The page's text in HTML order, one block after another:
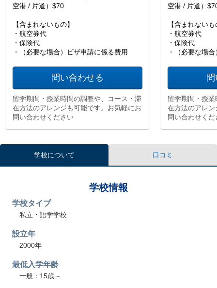
空港 / 片道）$70
【含まれないもの】
・航空券代
・保険代
・（必要な場合）ビザ申請に係る費用
問い合わせる
留学期間・授業時間の調整や、コース・滞
在方法のアレンジも可能です。お気軽にお
問い合わせください
空港 / 片道）
【含まれない
・航空券代
・保険代
・（必要な場
留学期間・授
在方法のアレ
問い合わせくだ
学校について 口コミ
学校情報
学校タイプ
私立・語学学校
設立年
2000年
最低入学年齢
一般：15歳～